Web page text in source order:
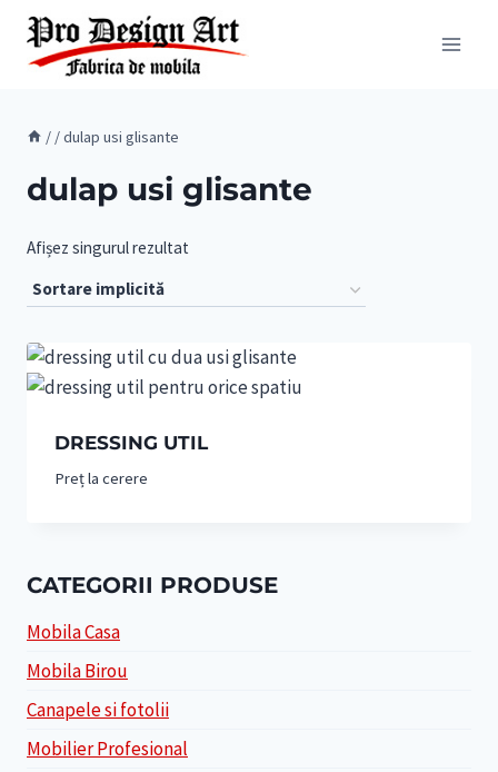
Skip
content
/ /dulap usi glisante
dulap usi glisante
Afișez singurul rezultat
DRESSING UTIL
Preț la cerere
CATEGORII PRODUSE
Mobila Casa
Mobila Birou
Canapele si fotolii
Mobilier Profesional